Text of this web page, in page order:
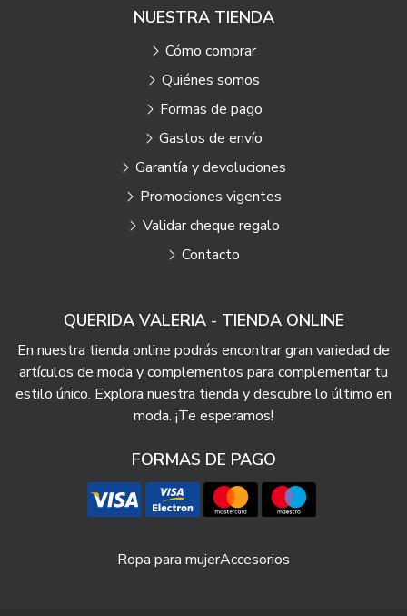
QUERIDA VALERIA - TIENDA ONLINE
En nuestra tienda online podrás encontrar gran variedad de
artículos de moda y complementos para complementar tu
estilo único. Explora nuestra tienda y descubre lo último en
moda. ¡Te esperamos!
FORMAS DE PAGO
NUESTRA TIENDA
Cómo comprar
Quiénes somos
Formas de pago
Gastos de envío
Garantía y devoluciones
Promociones vigentes
Validar cheque regalo
Contacto
Ropa para mujerAccesorios